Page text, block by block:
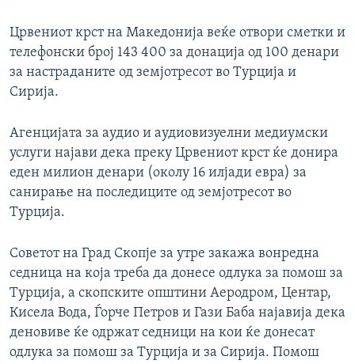
Црвениот крст на Македонија веќе отвори сметки и
телефонски број 143 400 за донација од 100 денари
за настраданите од земјотресот во Турција и
Сирија.
Агенцијата за аудио и аудиовизуелни медиумски
услуги најави дека преку Црвениот крст ќе донира
еден милион денари (околу 16 илјади евра) за
санирање на последиците од земјотресот во
Турција.
Советот на Град Скопје за утре закажа вонредна
седница на која треба да донесе одлука за помош за
Турција, а скопските општини Аеродром, Центар,
Кисела Вода, Ѓорче Петров и Гази Баба најавија дека
деновиве ќе одржат седници на кои ќе донесат
одлука за помош за Турција и за Сирија. Помош